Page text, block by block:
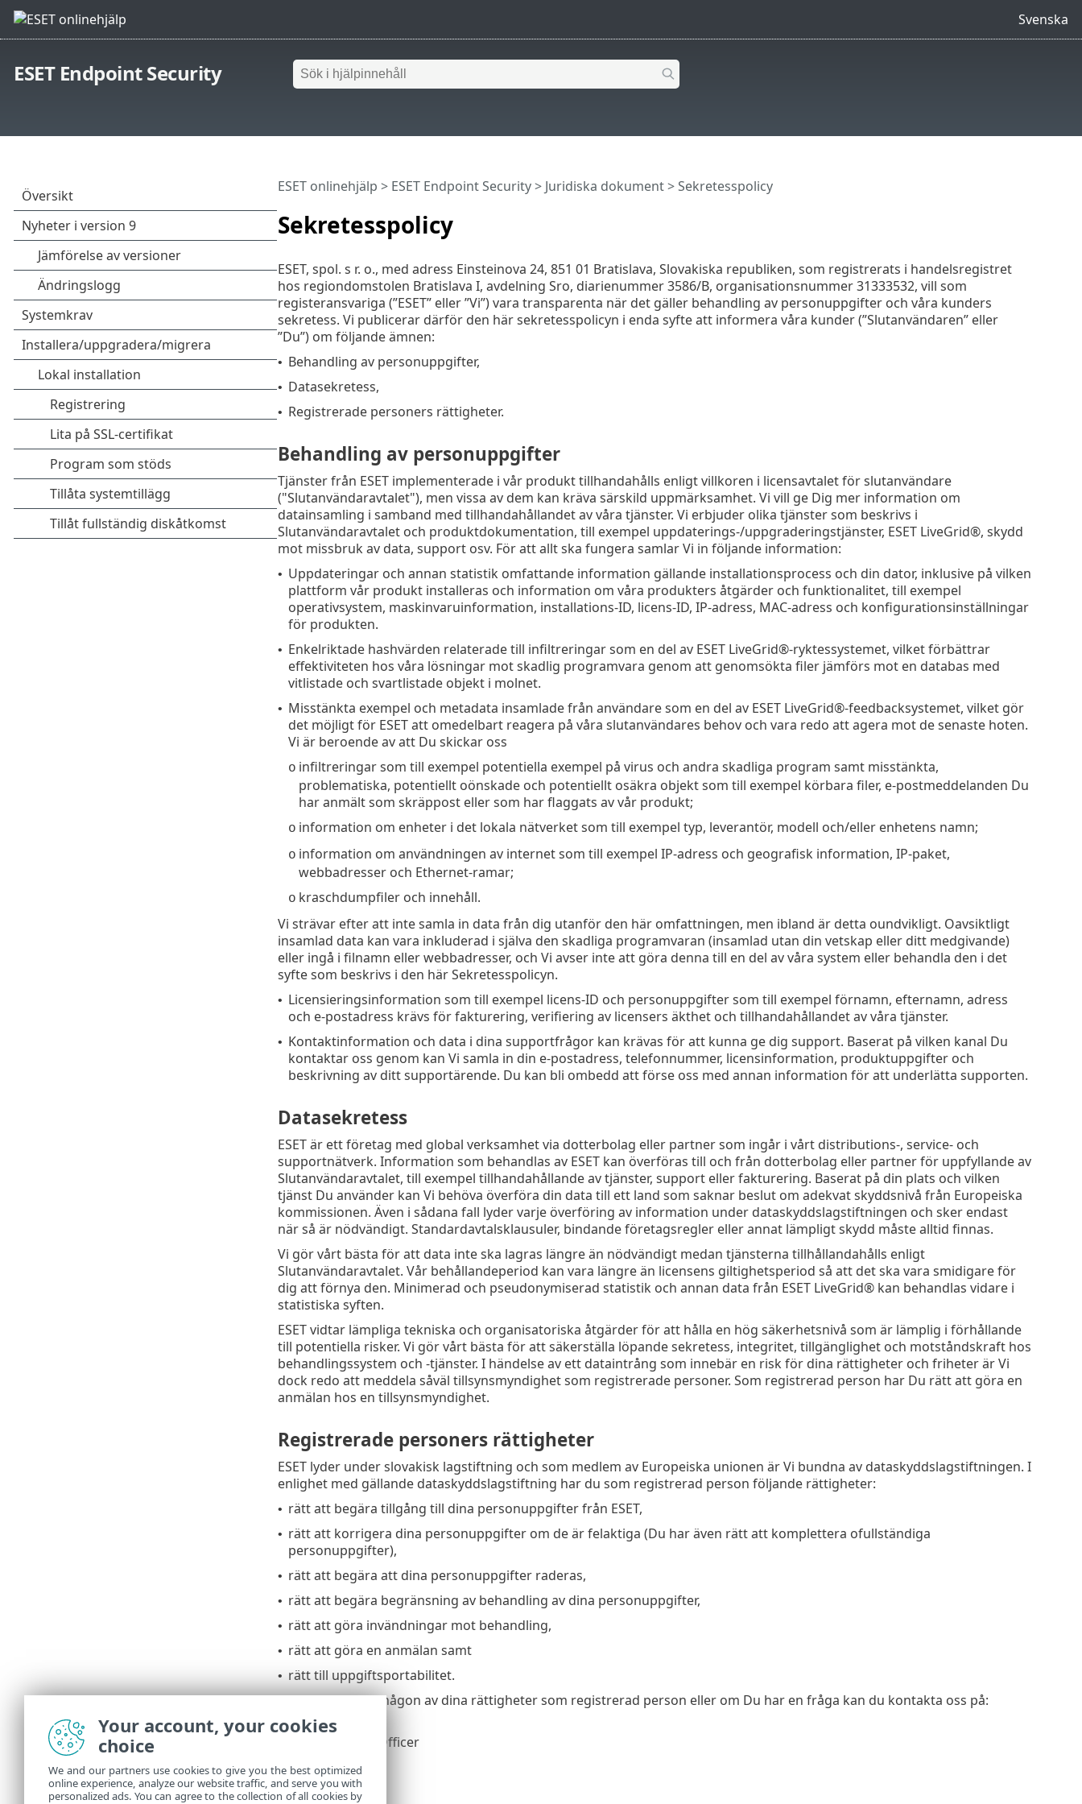
Svenska
ESET Endpoint Security
Sekretesspolicy
ESET onlinehjälp > ESET Endpoint Security> Juridiska dokument > Sekretesspolicy
ESET, spol. s r. o., med adress Einsteinova 24, 851 01 Bratislava, Slovakiska republiken, som registrerats i handelsregistret
hos regiondomstolen Bratislava I, avdelning Sro, diarienummer 3586/B, organisationsnummer 31333532, vill som
registeransvariga (”ESET” eller ”Vi”) vara transparenta när det gäller behandling av personuppgifter och våra kunders
sekretess. Vi publicerar därför den här sekretesspolicyn i enda syfte att informera våra kunder (”Slutanvändaren” eller
”Du”) om följande ämnen:
• Behandling av personuppgifter,
• Datasekretess,
• Registrerade personers rättigheter.
Behandling av personuppgifter
Tjänster från ESET implementerade i vår produkt tillhandahålls enligt villkoren i licensavtalet för slutanvändare
("Slutanvändaravtalet"), men vissa av dem kan kräva särskild uppmärksamhet. Vi vill ge Dig mer information om
datainsamling i samband med tillhandahållandet av våra tjänster. Vi erbjuder olika tjänster som beskrivs i
Slutanvändaravtalet och produktdokumentation, till exempel uppdaterings-/uppgraderingstjänster, ESET LiveGrid®, skydd
mot missbruk av data, support osv. För att allt ska fungera samlar Vi in följande information:
• Uppdateringar och annan statistik omfattande information gällande installationsprocess och din dator, inklusive på vilken
plattform vår produkt installeras och information om våra produkters åtgärder och funktionalitet, till exempel
operativsystem, maskinvaruinformation, installations-ID, licens-ID, IP-adress, MAC-adress och konfigurationsinställningar
för produkten.
• Enkelriktade hashvärden relaterade till infiltreringar som en del av ESET LiveGrid®-ryktessystemet, vilket förbättrar
effektiviteten hos våra lösningar mot skadlig programvara genom att genomsökta filer jämförs mot en databas med
vitlistade och svartlistade objekt i molnet.
• Misstänkta exempel och metadata insamlade från användare som en del av ESET LiveGrid®-feedbacksystemet, vilket gör
det möjligt för ESET att omedelbart reagera på våra slutanvändares behov och vara redo att agera mot de senaste hoten.
Vi är beroende av att Du skickar oss
o infiltreringar som till exempel potentiella exempel på virus och andra skadliga program samt misstänkta,
problematiska, potentiellt oönskade och potentiellt osäkra objekt som till exempel körbara filer, e-postmeddelanden Du
har anmält som skräppost eller som har flaggats av vår produkt;
o information om enheter i det lokala nätverket som till exempel typ, leverantör, modell och/eller enhetens namn;
o information om användningen av internet som till exempel IP-adress och geografisk information, IP-paket,
webbadresser och Ethernet-ramar;
o kraschdumpfiler och innehåll.
Vi strävar efter att inte samla in data från dig utanför den här omfattningen, men ibland är detta oundvikligt. Oavsiktligt
insamlad data kan vara inkluderad i själva den skadliga programvaran (insamlad utan din vetskap eller ditt medgivande)
eller ingå i filnamn eller webbadresser, och Vi avser inte att göra denna till en del av våra system eller behandla den i det
syfte som beskrivs i den här Sekretesspolicyn.
• Licensieringsinformation som till exempel licens-ID och personuppgifter som till exempel förnamn, efternamn, adress
och e-postadress krävs för fakturering, verifiering av licensers äkthet och tillhandahållandet av våra tjänster.
• Kontaktinformation och data i dina supportfrågor kan krävas för att kunna ge dig support. Baserat på vilken kanal Du
kontaktar oss genom kan Vi samla in din e-postadress, telefonnummer, licensinformation, produktuppgifter och
beskrivning av ditt supportärende. Du kan bli ombedd att förse oss med annan information för att underlätta supporten.
Datasekretess
ESET är ett företag med global verksamhet via dotterbolag eller partner som ingår i vårt distributions-, service- och
supportnätverk. Information som behandlas av ESET kan överföras till och från dotterbolag eller partner för uppfyllande av
Slutanvändaravtalet, till exempel tillhandahållande av tjänster, support eller fakturering. Baserat på din plats och vilken
tjänst Du använder kan Vi behöva överföra din data till ett land som saknar beslut om adekvat skyddsnivå från Europeiska
kommissionen. Även i sådana fall lyder varje överföring av information under dataskyddslagstiftningen och sker endast
när så är nödvändigt. Standardavtalsklausuler, bindande företagsregler eller annat lämpligt skydd måste alltid finnas.
Vi gör vårt bästa för att data inte ska lagras längre än nödvändigt medan tjänsterna tillhållandahålls enligt
Slutanvändaravtalet. Vår behållandeperiod kan vara längre än licensens giltighetsperiod så att det ska vara smidigare för
dig att förnya den. Minimerad och pseudonymiserad statistik och annan data från ESET LiveGrid® kan behandlas vidare i
statistiska syften.
ESET vidtar lämpliga tekniska och organisatoriska åtgärder för att hålla en hög säkerhetsnivå som är lämplig i förhållande
till potentiella risker. Vi gör vårt bästa för att säkerställa löpande sekretess, integritet, tillgänglighet och motståndskraft hos
behandlingssystem och -tjänster. I händelse av ett dataintrång som innebär en risk för dina rättigheter och friheter är Vi
dock redo att meddela såväl tillsynsmyndighet som registrerade personer. Som registrerad person har Du rätt att göra en
anmälan hos en tillsynsmyndighet.
Registrerade personers rättigheter
ESET lyder under slovakisk lagstiftning och som medlem av Europeiska unionen är Vi bundna av dataskyddslagstiftningen. I
enlighet med gällande dataskyddslagstiftning har du som registrerad person följande rättigheter:
• rätt att begära tillgång till dina personuppgifter från ESET,
• rätt att korrigera dina personuppgifter om de är felaktiga (Du har även rätt att komplettera ofullständiga
personuppgifter),
• rätt att begära att dina personuppgifter raderas,
• rätt att begära begränsning av behandling av dina personuppgifter,
• rätt att göra invändningar mot behandling,
• rätt att göra en anmälan samt
• rätt till uppgiftsportabilitet.
Om Du vill utöva någon av dina rättigheter som registrerad person eller om Du har en fråga kan du kontakta oss på:
ESET, spol. s r.o.
Data Protection Officer
85101 Bratislava
Slovak Republic
Your account, your cookies
choice
We and our partners use cookies to give you the best optimized
online experience, analyze our website traffic, and serve you with
personalized ads. You can agree to the collection of all cookies by